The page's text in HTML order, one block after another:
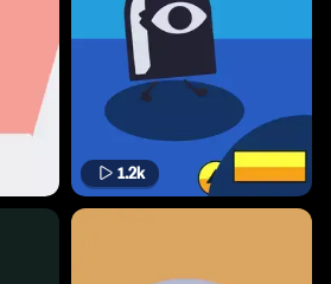
1.2k